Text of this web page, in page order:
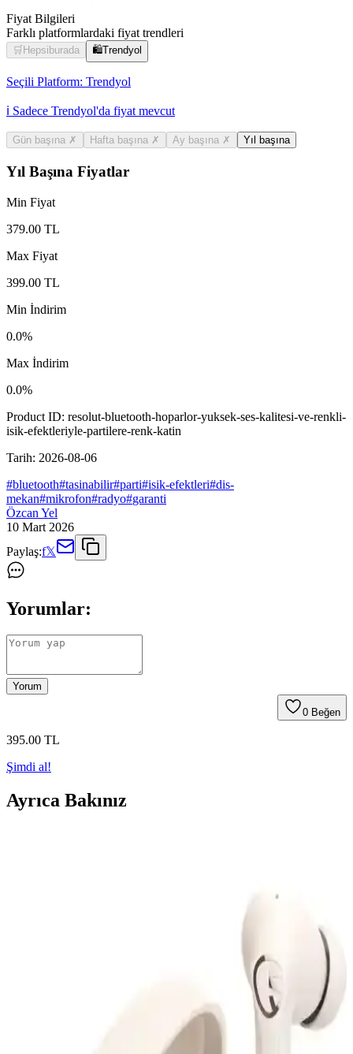
Fiyat Bilgileri
Farklı platformlardaki fiyat trendleri
🛒 Hepsiburada 🛍️Trendyol
Seçili Platform: Trendyol
ℹ️ Sadece Trendyol'da fiyat mevcut
Gün başına ✗ Hafta başına ✗ Ay başına ✗ Yıl başına
Yıl Başına Fiyatlar
Min Fiyat
379.00 TL
Max Fiyat
399.00 TL
Min İndirim
0.0%
Max İndirim
0.0%
Product ID: resolut-bluetooth-hoparlor-yuksek-ses-kalitesi-ve-renkli-
isik-efektleriyle-partilere-renk-katin
Tarih: 2026-08-06
#bluetooth#tasinabilir#parti#isik-efektleri#dis-
mekan#mikrofon#radyo#garanti
Özcan Yel
10 Mart 2026
Paylaş:f𝕏
Yorumlar:
Yorum
0 Beğen
395.00 TL
Şimdi al!
Ayrıca Bakınız
JBL 770 NC, aktif gürültü engelleme, uzun pil ömrü ve yüksek ses
kalitesi ile kablosuz kullanımda öne çıkan modern kulaklık
MOBAX Lila Bluetoothlu Işıklı Oyuncu Kulaklığı
Çocuklar ve Gençler İçin Şık ve Fonksiyonel
MOBAX Lila, renkli tasarımı, yüksek ses kalitesi ve kablosuz
kullanım özelliğiyle çocuklar ve gençler için ideal, ergonomik ve şık